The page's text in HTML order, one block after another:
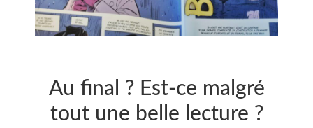
Au final ? Est-ce malgré
tout une belle lecture ?